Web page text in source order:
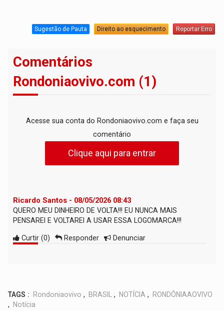
Sugestão de Pauta Direito ao esquecimento Reportar Erro
Comentários
Rondoniaovivo.com (1)
Acesse sua conta do Rondoniaovivo.com e faça seu
comentário
Clique aqui para entrar
Ricardo Santos - 08/05/2026 08:43
QUERO MEU DINHEIRO DE VOLTA!!! EU NUNCA MAIS
PENSAREI E VOLTAREI A USAR ESSA LOGOMARCA!!!
Curtir (0) Responder Denunciar
TAGS : Rondoniaovivo , BRASIL , NOTÍCIA ,
RONDÔNIAAOVIVO
,
Notícia